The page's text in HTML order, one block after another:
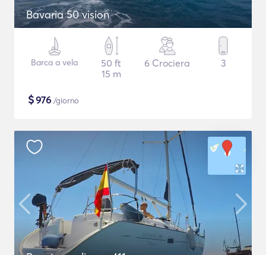
Bavaria 50 vision
Barca a vela
50 ft
15 m
6 Crociera 3
$976 /giorno